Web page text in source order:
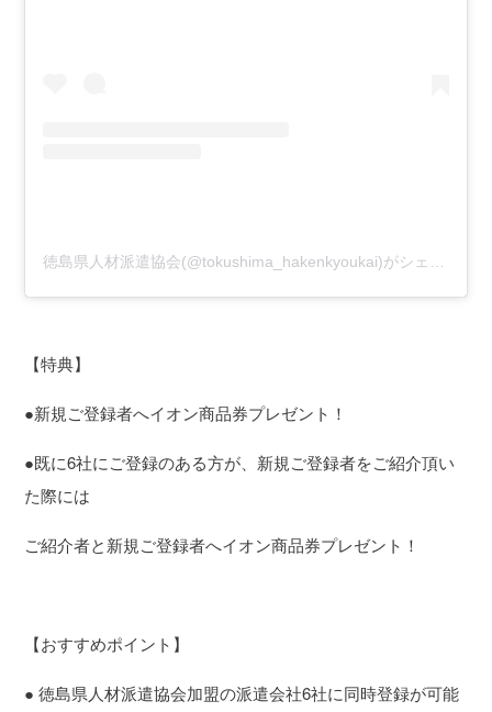
【特典】
●新規ご登録者へイオン商品券プレゼント！
●既に6社にご登録のある方が、新規ご登録者をご紹介頂い
た際には
ご紹介者と新規ご登録者へイオン商品券プレゼント！
【おすすめポイント】
● 徳島県人材派遣協会加盟の派遣会社6社に同時登録が可能